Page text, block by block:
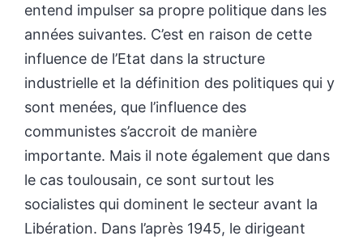
entend impulser sa propre politique dans les
années suivantes. C’est en raison de cette
influence de l’Etat dans la structure
industrielle et la définition des politiques qui y
sont menées, que l’influence des
communistes s’accroit de manière
importante. Mais il note également que dans
le cas toulousain, ce sont surtout les
socialistes qui dominent le secteur avant la
Libération. Dans l’après 1945, le dirigeant